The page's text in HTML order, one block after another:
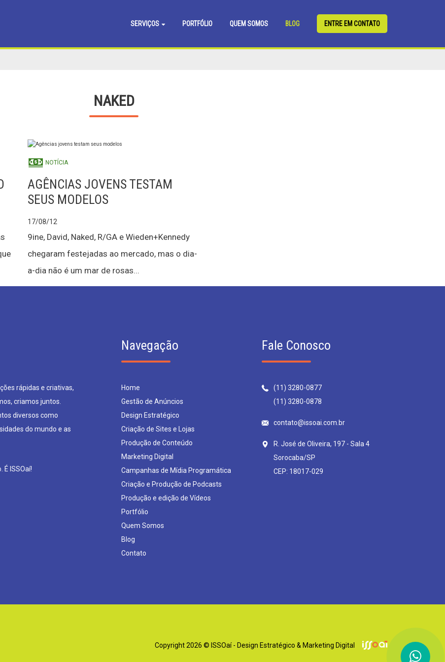
SERVIÇOS PORTFÓLIO QUEM SOMOS BLOG ENTRE EM CONTATO
NAKED
NOTÍCIA
AGÊNCIAS JOVENS TESTAM
SEUS MODELOS
17/08/12
9ine, David, Naked, R/GA e Wieden+Kennedy
chegaram festejadas ao mercado, mas o dia-
a-dia não é um mar de rosas...
rápidas e criativas,
criamos juntos.
diversos como
do mundo e as
ISSOaí!
Navegação
Home
Gestão de Anúncios
Design Estratégico
Criação de Sites e Lojas
Produção de Conteúdo
Marketing Digital
Campanhas de Mídia Programática
Criação e Produção de Podcasts
Produção e edição de Vídeos
Portfólio
Quem Somos
Blog
Contato
Fale Conosco
(11) 3280-0877
(11) 3280-0878
contato@issoai.com.br
R. José de Oliveira, 197 - Sala 4
Sorocaba/SP
CEP: 18017-029
Copyright 2026 © ISSOaí - Design Estratégico & Marketing Digital